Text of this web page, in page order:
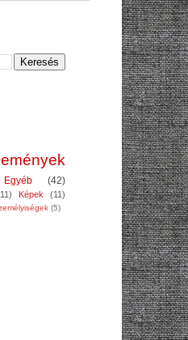
Egyéb
(42)
Képek
(11)
(5)